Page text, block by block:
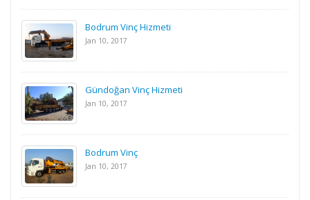
Bodrum Vinç Hizmeti
Jan 10, 2017
Gündoğan Vinç Hizmeti
Jan 10, 2017
Bodrum Vinç
Jan 10, 2017